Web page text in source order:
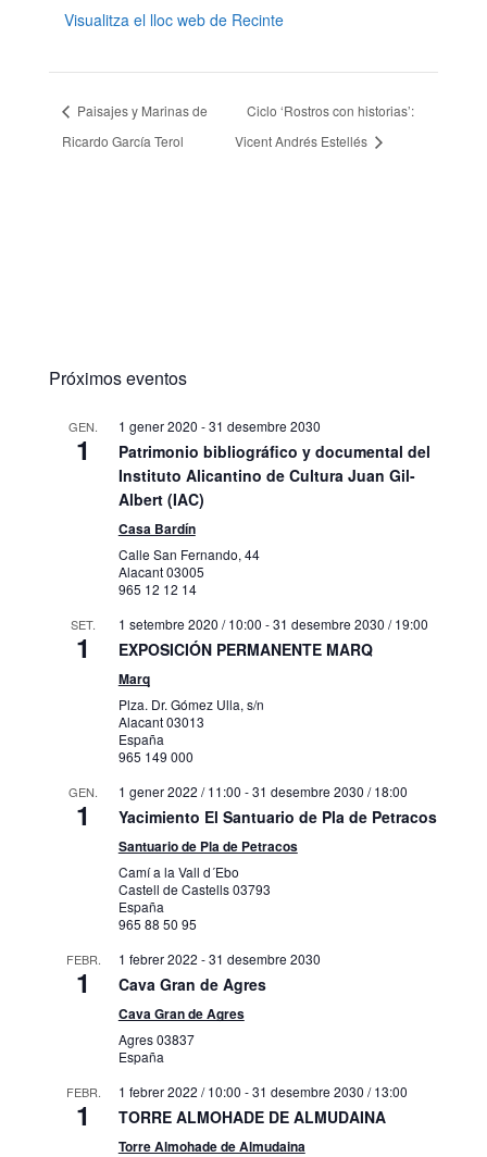
Visualitza el lloc web de Recinte
Paisajes y Marinas de
Ricardo García Terol
Ciclo ‘Rostros con historias’:
Vicent Andrés Estellés
Próximos eventos
GEN.
1
1 gener 2020 -31 desembre 2030
Patrimonio bibliográfico y documental del
Instituto Alicantino de Cultura Juan Gil-
Albert (IAC)
Casa Bardín
Calle San Fernando, 44
Alacant03005
965 12 12 14
SET.
1
1 setembre 2020 / 10:00 -31 desembre 2030 / 19:00
EXPOSICIÓN PERMANENTE MARQ
Marq
Plza. Dr. Gómez Ulla, s/n
Alacant03013
España
965 149 000
GEN.
1
1 gener 2022 / 11:00 -31 desembre 2030 / 18:00
Yacimiento El Santuario de Pla de Petracos
Santuario de Pla de Petracos
Camí a la Vall d´Ebo
Castell de Castells03793
España
965 88 50 95
FEBR.
1
1 febrer 2022 -31 desembre 2030
Cava Gran de Agres
Cava Gran de Agres
Agres03837
España
FEBR.
1
1 febrer 2022 / 10:00 -31 desembre 2030 / 13:00
TORRE ALMOHADE DE ALMUDAINA
Torre Almohade de Almudaina